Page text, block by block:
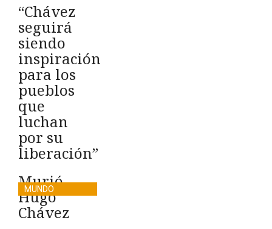
“Chávez
seguirá
siendo
inspiración
para los
pueblos
que
luchan
por su
liberación”
Murió
Hugo
Chávez
MUNDO